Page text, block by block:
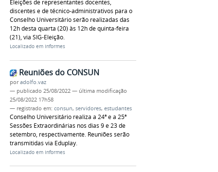
Eleições de representantes docentes,
discentes e de técnico-administrativos para o
Conselho Universitário serão realizadas das
12h desta quarta (20) às 12h de quinta-feira
(21), via SIG-Eleição.
Localizado em Informes
Reuniões do CONSUN
poradolfo.vaz
— publicado 25/08/2022 — última modificação
25/08/2022 17h58
— registrado em: consun, servidores, estudantes
Conselho Universitário realiza a 24ª e a 25ª
Sessões Extraordinárias nos dias 9 e 23 de
setembro, respectivamente. Reuniões serão
transmitidas via Eduplay.
Localizado em Informes